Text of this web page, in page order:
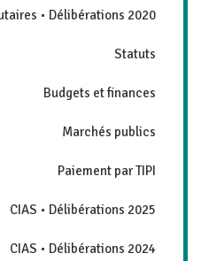
• Délibérations 2020
Statuts
Budgets et finances
Marchés publics
Paiement par TIPI
CIAS • Délibérations 2025
CIAS • Délibérations 2024